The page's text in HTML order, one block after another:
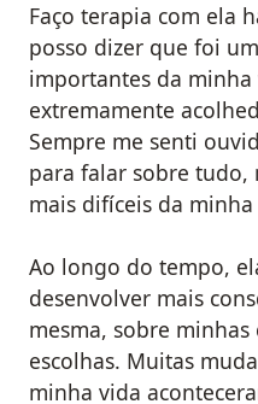
Faço terapia com ela
posso dizer que foi
importantes da
extremamente
Sempre me senti
para falar sobre tudo,
mais difíceis da
Ao longo do tempo,
desenvolver mais
mesma, sobre
escolhas. Muitas
minha vida